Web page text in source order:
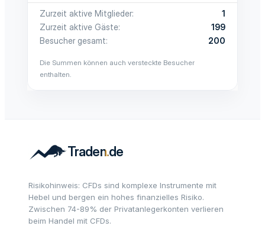
Zurzeit aktive Mitglieder
1
Zurzeit aktive Gäste
199
Besucher gesamt
200
Die Summen können auch versteckte Besucher
enthalten.
Risikohinweis: CFDs sind komplexe Instrumente mit
Hebel und bergen ein hohes finanzielles Risiko.
Zwischen 74-89% der Privatanlegerkonten verlieren
beim Handel mit CFDs.